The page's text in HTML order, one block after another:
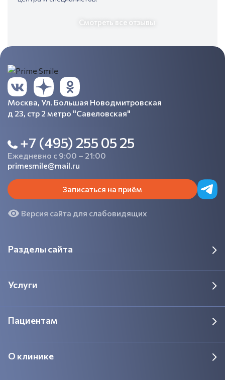
Смотреть все отзывы
Москва, Ул. Большая Новодмитровская
д 23, стр 2 метро "Савеловская"
Разделы сайта
Услуги
Пациентам
О клинике
+7 (495) 255 05 25
Ежедневно с 9:00 – 21:00
primesmile@mail.ru
Записаться на приём
Версия сайта для слабовидящих